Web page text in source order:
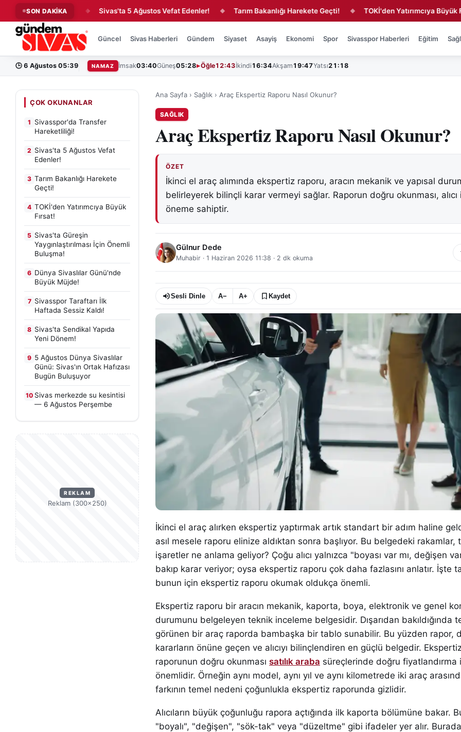
SON DAKİKA
Hareketliliği! ◆ Sivas'ta 5 Ağustos Vefat Edenler! ◆ Tarım Bakanlığı Harekete Geçti! ◆ TOKİ'den Yatırımcıya Büyük Fırsat!
Güncel Sivas Haberleri Gündem Siyaset Asayiş Ekonomi Spor Sivasspor Haberleri Eğitim
🕒 6 Ağustos 05:39 NAMAZ İmsak03:40Güneş05:28 Öğle12:43İkindi 16:34Akşam 19:47Yatsı21:18
ÇOK OKUNANLAR
1 Sivasspor'da Transfer
Hareketliliği!
2 Sivas'ta 5 Ağustos Vefat
Edenler!
3 Tarım Bakanlığı Harekete
Geçti!
4 TOKİ'den Yatırımcıya Büyük
Fırsat!
5 Sivas'ta Güreşin
Yaygınlaştırılması İçin Önemli
Buluşma!
6 Dünya Sivaslılar Günü'nde
Büyük Müjde!
7 Sivasspor Taraftarı İlk
Haftada Sessiz Kaldı!
8 Sivas'ta Sendikal Yapıda
Yeni Dönem!
9 5 Ağustos Dünya Sivaslılar
Günü: Sivas'ın Ortak Hafızası
Bugün Buluşuyor
10 Sivas merkezde su kesintisi
— 6 Ağustos Perşembe
REKLAM
Reklam (300×250)
Ana Sayfa › Sağlık › Araç Ekspertiz Raporu Nasıl Okunur?
SAĞLIK
Araç Ekspertiz Raporu Nasıl Okunur?
ÖZET
İkinci el araç alımında ekspertiz raporu, aracın mekanik ve yapısal
belirleyerek bilinçli karar vermeyi sağlar. Raporun doğru okunması,
öneme sahiptir.
Gülnur Dede
Muhabir · 1 Haziran 2026 11:38 · 2 dk okuma
Sesli Dinle A− A+ Kaydet
İkinci el araç alırken ekspertiz yaptırmak artık standart bir adım haline
asıl mesele raporu elinize aldıktan sonra başlıyor. Bu belgedeki rakamlar,
işaretler ne anlama geliyor? Çoğu alıcı yalnızca "boyası var mı, değişen
bakıp karar veriyor; oysa ekspertiz raporu çok daha fazlasını anlatır. İşte
bunun için ekspertiz raporu okumak oldukça önemli.
Ekspertiz raporu bir aracın mekanik, kaporta, boya, elektronik ve genel
durumunu belgeleyen teknik inceleme belgesidir. Dışarıdan bakıldığında
görünen bir araç raporda bambaşka bir tablo sunabilir. Bu yüzden rapor,
kararların önüne geçen ve alıcıyı bilinçlendiren en güçlü belgedir.
raporunun doğru okunması satılık araba süreçlerinde doğru fiyatlandırma
önemlidir. Örneğin aynı model, aynı yıl ve aynı kilometrede iki araç
farkının temel nedeni çoğunlukla ekspertiz raporunda gizlidir.
Alıcıların büyük çoğunluğu rapora açtığında ilk kaporta bölümüne bakar.
"boyalı", "değişen", "sök-tak" veya "düzeltme" gibi ifadeler yer alır.